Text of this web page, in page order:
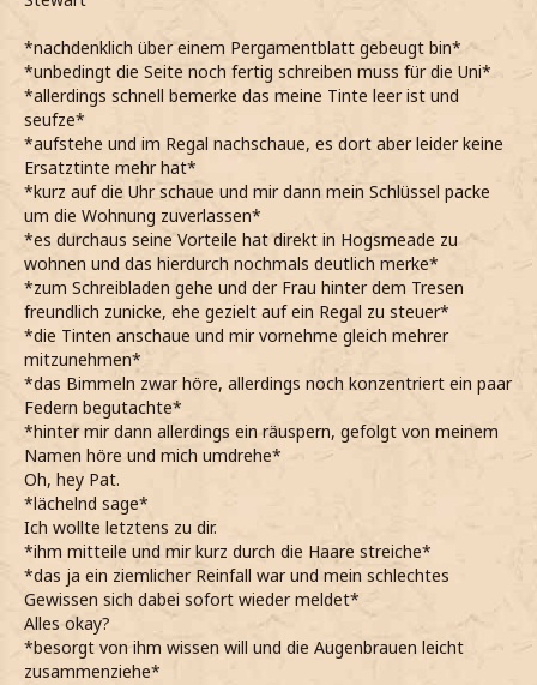
*nachdenklich über einem Pergamentblatt gebeugt bin*
*unbedingt die Seite noch fertig schreiben muss für die Uni*
*allerdings schnell bemerke das meine Tinte leer ist und
seufze*
*aufstehe und im Regal nachschaue, es dort aber leider keine
Ersatztinte mehr hat*
*kurz auf die Uhr schaue und mir dann mein Schlüssel packe
um die Wohnung zuverlassen*
*es durchaus seine Vorteile hat direkt in Hogsmeade zu
wohnen und das hierdurch nochmals deutlich merke*
*zum Schreibladen gehe und der Frau hinter dem Tresen
freundlich zunicke, ehe gezielt auf ein Regal zu steuer*
*die Tinten anschaue und mir vornehme gleich mehrer
mitzunehmen*
*das Bimmeln zwar höre, allerdings noch konzentriert ein paar
Federn begutachte*
*hinter mir dann allerdings ein räuspern, gefolgt von meinem
Namen höre und mich umdrehe*
Oh, hey Pat.
*lächelnd sage*
Ich wollte letztens zu dir.
*ihm mitteile und mir kurz durch die Haare streiche*
*das ja ein ziemlicher Reinfall war und mein schlechtes
Gewissen sich dabei sofort wieder meldet*
Alles okay?
*besorgt von ihm wissen will und die Augenbrauen leicht
zusammenziehe*